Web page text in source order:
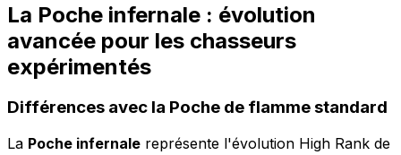
La Poche infernale : évolution
avancée pour les chasseurs
expérimentés
Différences avec la Poche de flamme standard
La Poche infernale représente l'évolution High Rank de